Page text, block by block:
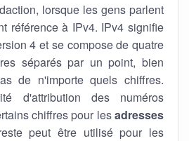
lorsque les gens parlent
référence à IPv4. IPv4 signifie
4 et se compose de quatre
séparés par un point, bien
de n'importe quels chiffres.
d'attribution des numéros
chiffres pour lesadresses
peut être utilisé pour les